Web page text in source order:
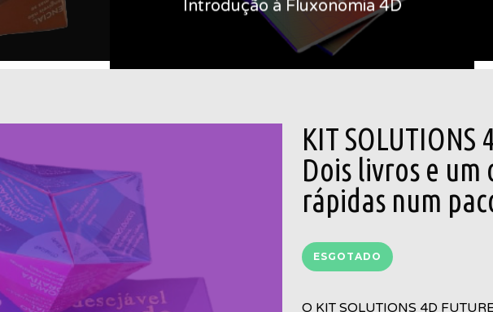
Introdução à Fluxonomia 4D
NOVAS ECONOMIAS
KIT SOLUTIONS
Dois livros e
rápidas num
ESGOTADO
O KIT SOLUTIONS 4D